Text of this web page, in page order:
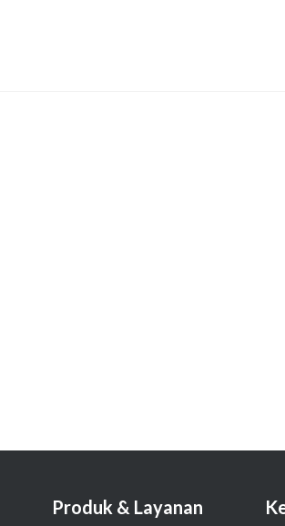
Produk & Layanan